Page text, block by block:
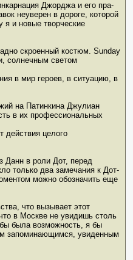
Джорджа и его пра-
неуверен в дороге, которой
я и новые творческие
скроенный костюм. Sunday
солнечным светом
в мир героев, в ситуацию, в
на Патинкина Джулиан
в их профессиональных
действия целого
Данн в роли Дот, перед
только два замечания к Дот-
можно обозначить еще
что вызывает этот
в Москве не увидишь столь
была возможность, я бы
запоминающимся, увиденным